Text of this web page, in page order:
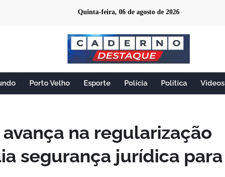
Quinta-feira, 06 de agosto de 2026
Porto Velho Esporte Polícia Política Vídeos
na regularização
segurança jurídica para